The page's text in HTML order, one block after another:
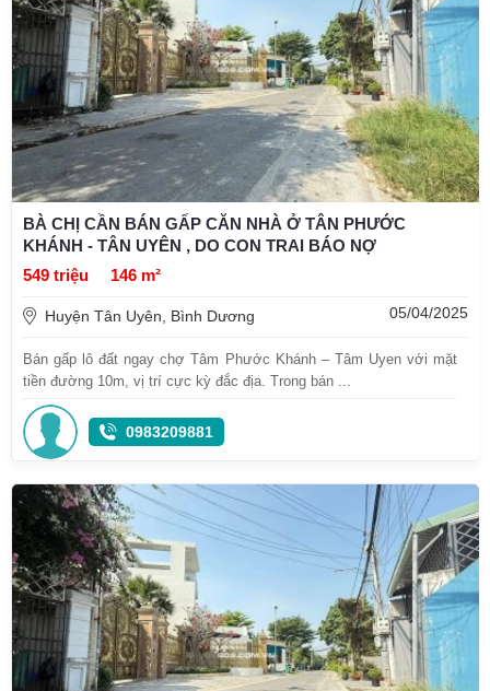
BÀ CHỊ CẦN BÁN GẤP CĂN NHÀ Ở TÂN PHƯỚC
KHÁNH - TÂN UYÊN , DO CON TRAI BÁO NỢ
549 triệu
146 m²
Huyện Tân Uyên, Bình Dương 05/04/2025
Bán gấp lô đất ngay chợ Tâm Phước Khánh – Tâm Uyen với mặt
tiền đường 10m, vị trí cực kỳ đắc địa. Trong bán ...
0983209881